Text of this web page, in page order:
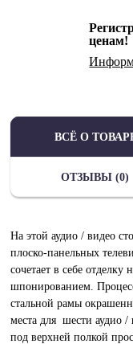
ценам!
ВСЁ О
ОТЗЫВЫ (0)
На этой аудио / видео
плоско-панельных
сочетает в себе
шпонированием.
стальной рамы
места для шести аудио /
под верхней полкой